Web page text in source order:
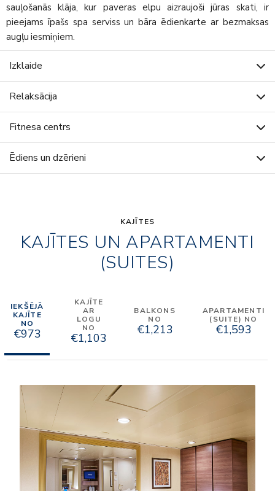
sauļošanās klāja, kur paveras elpu aizraujoši jūras skati, ir
pieejams īpašs spa serviss un bāra ēdienkarte ar bezmaksas
augļu iesmiņiem.
Izklaide
Relaksācija
Fitnesa centrs
Ēdiens un dzērieni
KAJĪTES
KAJĪTES UN APARTAMENTI
(SUITES)
IEKŠĒJĀ
KAJĪTE
NO
€973
KAJĪTE
AR
LOGU
NO
€1,103
BALKONS
NO
€1,213
APARTAMENTI
(SUITE) NO
€1,593